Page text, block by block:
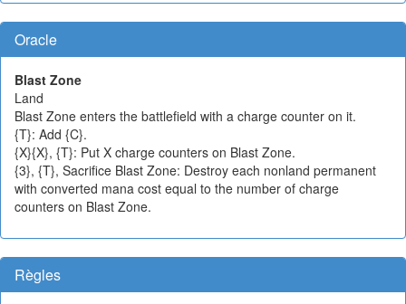
Oracle
Blast Zone
Land
Blast Zone enters the battlefield with a charge counter on it.
{T}: Add {C}.
{X}{X}, {T}: Put X charge counters on Blast Zone.
{3}, {T}, Sacrifice Blast Zone: Destroy each nonland permanent
with converted mana cost equal to the number of charge
counters on Blast Zone.
Règles